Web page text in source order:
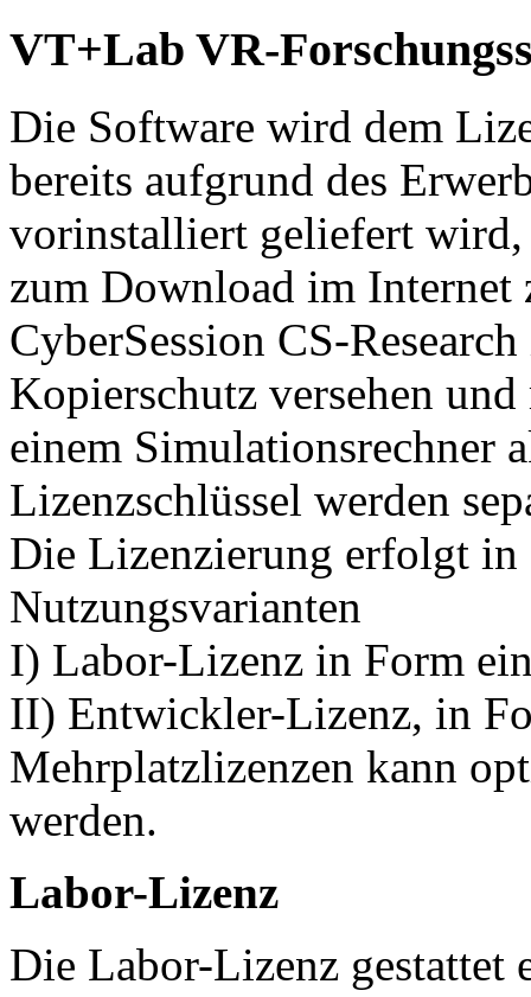
VT+Lab VR-
Die Software wird dem
bereits aufgrund des
vorinstalliert geliefert wird,
zum Download im Internet
CyberSession CS-
Kopierschutz versehen
einem Simulationsrechner
Lizenzschlüssel werden
Die Lizenzierung erfolgt in
Nutzungsvarianten
I) Labor-Lizenz in Form
II) Entwickler-Lizenz, in
Mehrplatzlizenzen kann
werden.
Labor-Lizenz
Die Labor-Lizenz gestattet